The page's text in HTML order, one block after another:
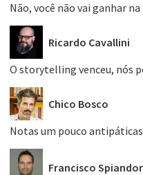
Não, você não vai ganhar na
Ricardo Cavallini
O storytelling venceu, nós
Chico Bosco
Notas um pouco
Francisco